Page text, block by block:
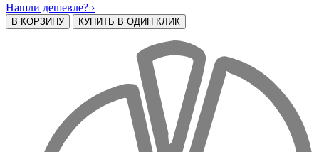
Нашли дешевле? ›
В КОРЗИНУ КУПИТЬ В ОДИН КЛИК